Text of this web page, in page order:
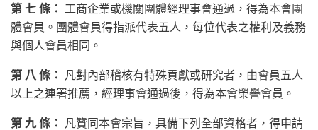
第 七 條：
工商企業或機關團體經理事會通過，得為本會團
體會員。團體會員得指派代表五人，每位代表之權利及義務
與個人會員相同。
第 八 條：
凡對內部稽核有特殊貢獻或研究者，由會員五人
以上之連署推薦，經理事會通過後，得為本會榮譽會員。
第 九 條：
凡贊同本會宗旨，具備下列全部資格者，得申請